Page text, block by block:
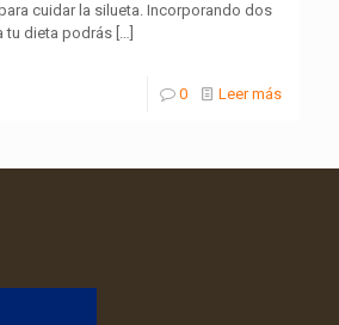
cuidar la silueta. Incorporando dos
tu dieta podrás […]
0 Leer más